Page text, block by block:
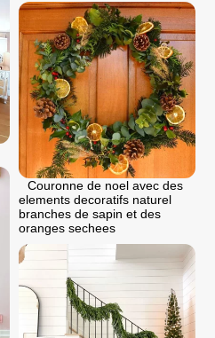
Couronne de noel avec des
elements decoratifs naturel
branches de sapin et des
oranges sechees